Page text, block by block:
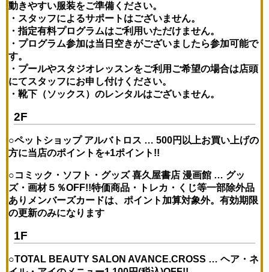
動きやすい服装をご準備ください。
・スタッフによるサポートはございません。
・指定有料プログラムはご利用いただけません。
・プログラム参加は当日空きがございましたら参加可能で
す。
・プールやスタジオレッスンをご利用ご希望の場合は店頭
にてスタッフにお申し付けください。
・靴下（ソックス）のレンタルはございません。
2F
○ペットショップ アルバトロス … 500円以上お買い上げの
方に当店のポイントを+1ポイント!!
○コミック・ソフト・グッズ 喜久屋書店 漫画館 … グッ
ズ・画材５％OFF!!特価商品・トレカ・くじ等一部除外品
ありメンバーズカードは、ポイント加算対象外。有効期限
の更新のみになります
1F
○TOTAL BEAUTY SALON AVANCE.CROSS …ヘア・ネ